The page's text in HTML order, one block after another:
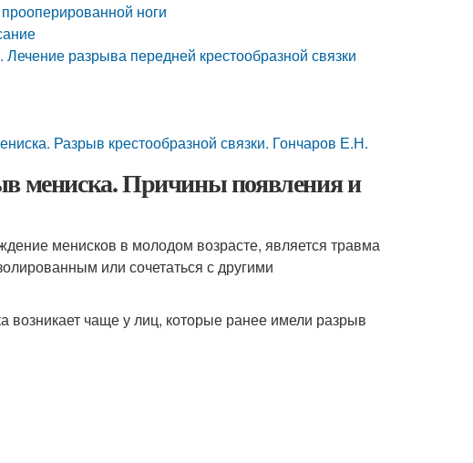
ноги
разрыва передней крестообразной связки
Разрыв крестообразной связки. Гончаров Е.Н.
мениска. Причины появления и
менисков в молодом возрасте, является травма
или сочетаться с другими
чаще у лиц, которые ранее имели разрыв